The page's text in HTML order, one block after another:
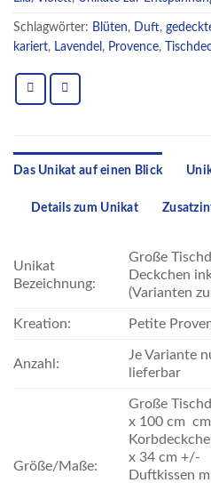
Schlagwörter: Blüten, Duft,
kariert, Lavendel , Provence,
Das Unikat auf einen Blick
Details zum Unikat
Unikat
Bezeichnung:
Große
Deckchen
(Varianten
Kreation: Petite
Anzahl:
Je Variante
lieferbar
Größe/Maße:
Große
x 100 cm
x 34 cm +/-
Duftkissen